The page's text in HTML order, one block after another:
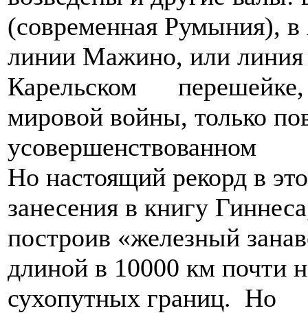
(современная Румыния),
линии Мажино, или
Карельском перешейке,
мировой войны, только
усовершенствованном
Но настоящий рекорд в
занесения в книгу
построив «железный
длиной в 10000 км почти
сухопутных границ. Но